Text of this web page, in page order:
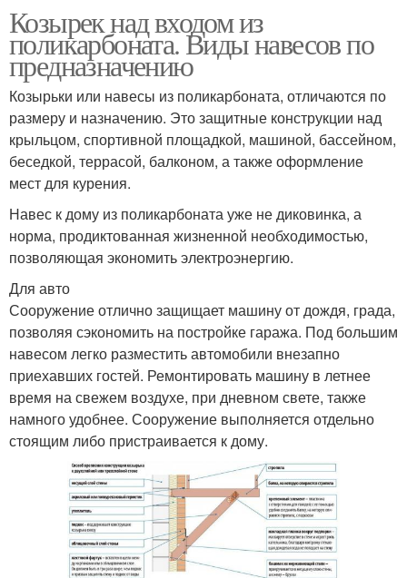
Козырек над входом из
поликарбоната. Виды навесов по
предназначению
Козырьки или навесы из поликарбоната, отличаются по
размеру и назначению. Это защитные конструкции над
крыльцом, спортивной площадкой, машиной, бассейном,
беседкой, террасой, балконом, а также оформление
мест для курения.
Навес к дому из поликарбоната уже не диковинка, а
норма, продиктованная жизненной необходимостью,
позволяющая экономить электроэнергию.
Для авто
Сооружение отлично защищает машину от дождя, града,
позволяя сэкономить на постройке гаража. Под большим
навесом легко разместить автомобили внезапно
приехавших гостей. Ремонтировать машину в летнее
время на свежем воздухе, при дневном свете, также
намного удобнее. Сооружение выполняется отдельно
стоящим либо пристраивается к дому.